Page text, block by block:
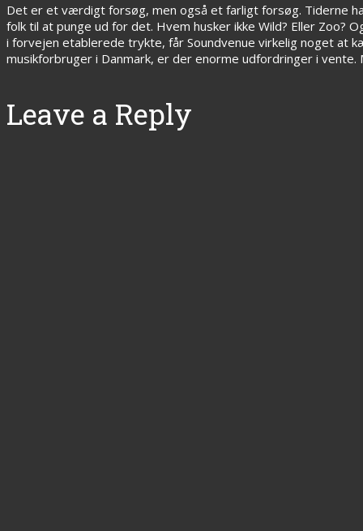
Det er et værdigt forsøg, men også et farligt forsøg. Tiderne
folk til at punge ud for det. Hvem husker ikke Wild? Eller
i forvejen etablerede trykte, får Soundvenue virkelig noget at
musikforbruger i Danmark, er der enorme udfordringer i
Leave a Reply